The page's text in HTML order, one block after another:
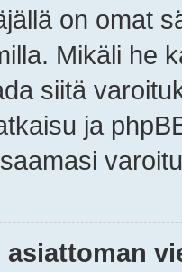
on omat
Mikäli he
siitä
ja